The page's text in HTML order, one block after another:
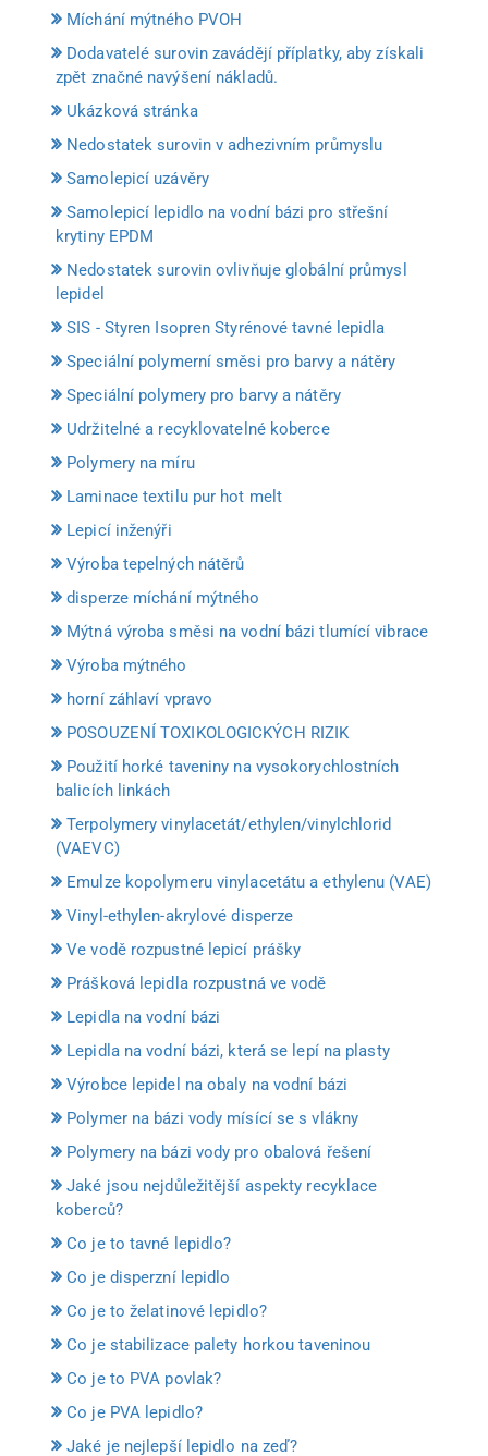
Míchání mýtného PVOH
Dodavatelé surovin zavádějí příplatky, aby získali
zpět značné navýšení nákladů.
Ukázková stránka
Nedostatek surovin v adhezivním průmyslu
Samolepicí uzávěry
Samolepicí lepidlo na vodní bázi pro střešní
krytiny EPDM
Nedostatek surovin ovlivňuje globální průmysl
lepidel
SIS - Styren Isopren Styrénové tavné lepidla
Speciální polymerní směsi pro barvy a nátěry
Speciální polymery pro barvy a nátěry
Udržitelné a recyklovatelné koberce
Polymery na míru
Laminace textilu pur hot melt
Lepicí inženýři
Výroba tepelných nátěrů
disperze míchání mýtného
Mýtná výroba směsi na vodní bázi tlumící vibrace
Výroba mýtného
horní záhlaví vpravo
POSOUZENÍ TOXIKOLOGICKÝCH RIZIK
Použití horké taveniny na vysokorychlostních
balicích linkách
Terpolymery vinylacetát/ethylen/vinylchlorid
(VAEVC)
Emulze kopolymeru vinylacetátu a ethylenu (VAE)
Vinyl-ethylen-akrylové disperze
Ve vodě rozpustné lepicí prášky
Prášková lepidla rozpustná ve vodě
Lepidla na vodní bázi
Lepidla na vodní bázi, která se lepí na plasty
Výrobce lepidel na obaly na vodní bázi
Polymer na bázi vody mísící se s vlákny
Polymery na bázi vody pro obalová řešení
Jaké jsou nejdůležitější aspekty recyklace
koberců?
Co je to tavné lepidlo?
Co je disperzní lepidlo
Co je to želatinové lepidlo?
Co je stabilizace palety horkou taveninou
Co je to PVA povlak?
Co je PVA lepidlo?
Jaké je nejlepší lepidlo na zeď?